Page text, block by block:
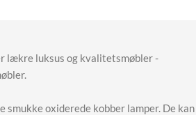
lækre luksus og kvalitetsmøbler -
smukke oxiderede kobber lamper. De kan